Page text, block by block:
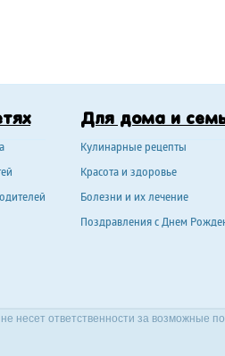
Для дома и
Кулинарные рецепты
Красота и здоровье
Болезни и их лечение
Поздравления с Днем
несет ответственности за возможные